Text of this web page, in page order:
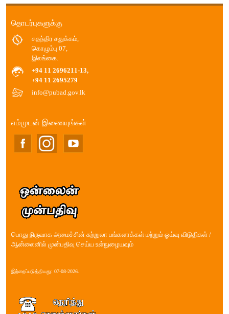
தொடர்புகளுக்கு
சுதந்திர சதுக்கம்,
கொழும்பு 07,
இலங்கை.
+94 11 2696211-13,
+94 11 2695279
info@pubad.gov.lk
எம்முடன் இணையுங்கள்
பொது நிருவாக அமைச்சின் சுற்றுலா பங்களாக்கள் மற்றும் ஓய்வு விடுதிகள் /
ஆன்லைனில் முன்பதிவு செய்ய உள்நுழையவும்
இற்றைப்படுத்தியது: 07-08-2026.